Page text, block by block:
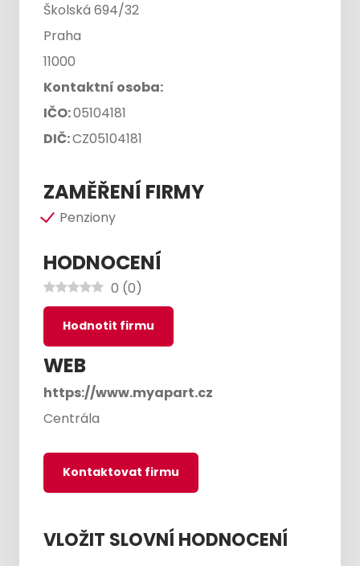
Školská 694/32
Praha
11000
Kontaktní osoba:
IČO:05104181
DIČ:CZ05104181
ZAMĚŘENÍ FIRMY
Penziony
HODNOCENÍ
0 (0)
Hodnotit firmu
WEB
https://www.myapart.cz
Centrála
Kontaktovat firmu
VLOŽIT SLOVNÍ HODNOCENÍ